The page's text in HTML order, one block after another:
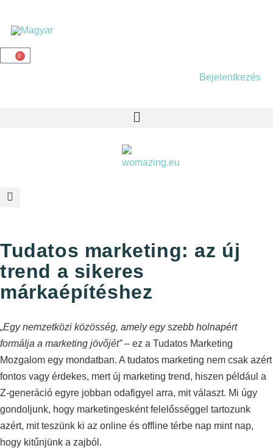
0
Bejelentkezés
Tudatos marketing: az új
trend a sikeres
márkaépítéshez
„Egy nemzetközi közösség, amely egy szebb holnapért
formálja a marketing jövőjét”– ez a Tudatos Marketing
Mozgalom egy mondatban. A tudatos marketing nem csak azért
fontos vagy érdekes, mert új marketing trend, hiszen például a
Z-generáció egyre jobban odafigyel arra, mit választ. Mi úgy
gondoljunk, hogy marketingesként felelősséggel tartozunk
azért, mit teszünk ki az online és offline térbe nap mint nap,
hogy kitűnjünk a zajból.